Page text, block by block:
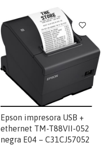
Epson impresora USB +
ethernet TM-T88VII-052
negra E04 – C31CJ57052